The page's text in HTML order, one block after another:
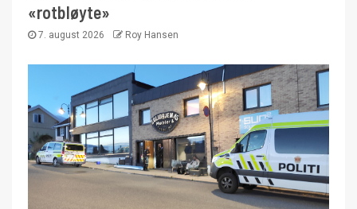
«rotbløyte»
7. august 2026 Roy Hansen